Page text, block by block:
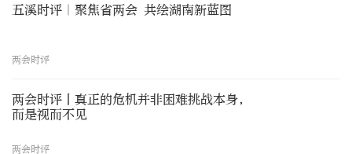
五溪时评｜聚焦省两会 共绘湖南新蓝图
两会时评
两会时评丨真正的危机并非困难挑战本身，
而是视而不见
两会时评